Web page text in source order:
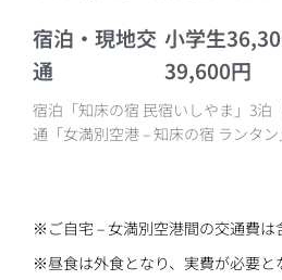
宿泊・現地交
通
小学生
39,600円
宿泊「知床の宿 民宿いしやま」3泊
通「女満別空港 – 知床の宿 ランタ
※ご自宅 – 女満別空港間の交通費は
※昼食は外食となり、実費が必要と